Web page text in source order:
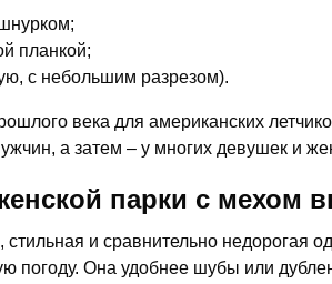
планкой;
с небольшим разрезом).
века для американских
а затем – у многих девушек и
парки с мехом
и сравнительно недорогая
погоду. Она удобнее шубы или